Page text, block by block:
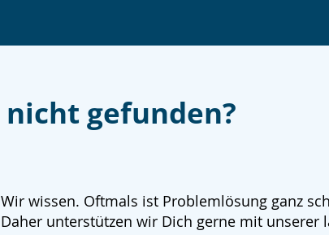
nicht gefunden?
Wir wissen. Oftmals ist Problemlösung ganz
Daher unterstützen wir Dich gerne mit unserer